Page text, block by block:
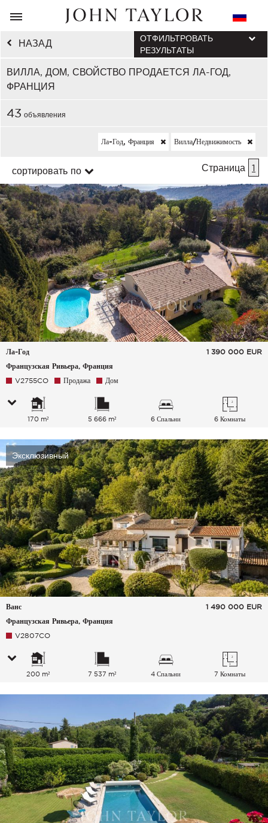
НАЗАД
ВИЛЛА, ДОМ, СВОЙСТВО ПРОДАЕТСЯ ЛА-ГОД,
ФРАНЦИЯ
ОТФИЛЬТРОВАТЬ
РЕЗУЛЬТАТЫ
43 объявления
Ла-Год, Франция Вилла/недвижимость
сортировать по Страница 1
Ла-Год
Французская Ривьера, Франция
1 390 000 EUR
V2755CO Продажа Дом
170 m² 5 666 m² 6 Спальни 6 Комнаты
Эксклюзивный
Ванс
Французская Ривьера, Франция
1 490 000 EUR
V2807CO
200 m² 7 537 m² 4 Спальни 7 Комнаты